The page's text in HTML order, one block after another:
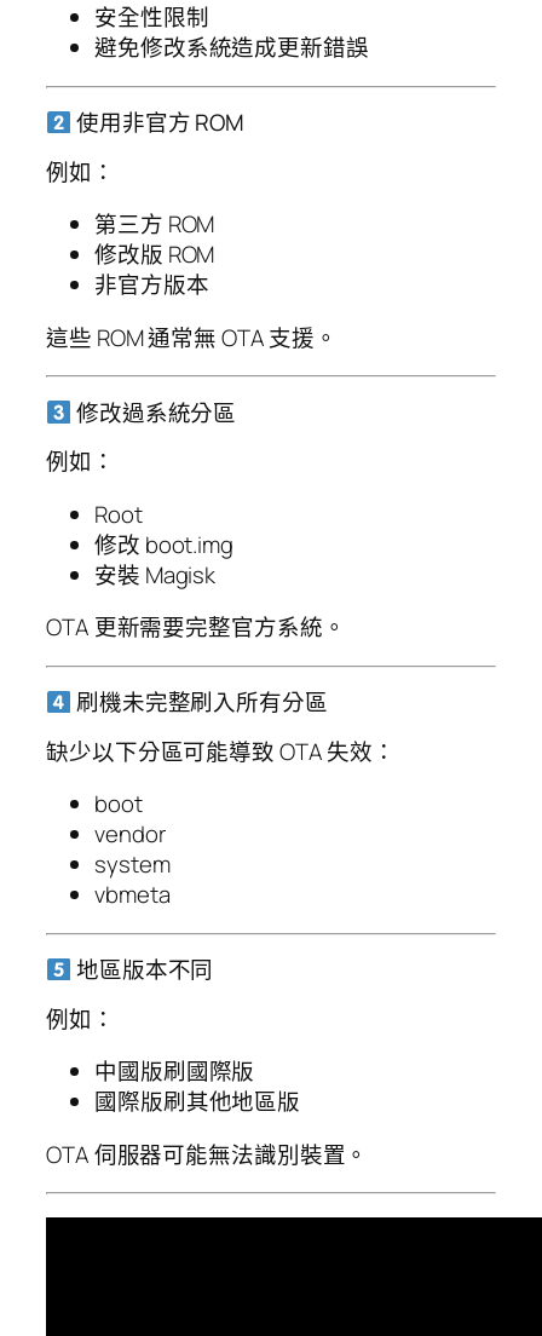
安全性限制
避免修改系統造成更新錯誤
使用非官方 ROM
例如：
第三方 ROM
修改版 ROM
非官方版本
這些 ROM 通常無 OTA 支援。
修改過系統分區
例如：
Root
修改 boot.img
安裝 Magisk
OTA 更新需要完整官方系統。
刷機未完整刷入所有分區
缺少以下分區可能導致 OTA 失效：
boot
vendor
system
vbmeta
地區版本不同
例如：
中國版刷國際版
國際版刷其他地區版
OTA 伺服器可能無法識別裝置。